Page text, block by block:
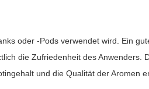
oder -Pods verwendet wird. Ein
die Zufriedenheit des Anwenders.
und die Qualität der Aromen